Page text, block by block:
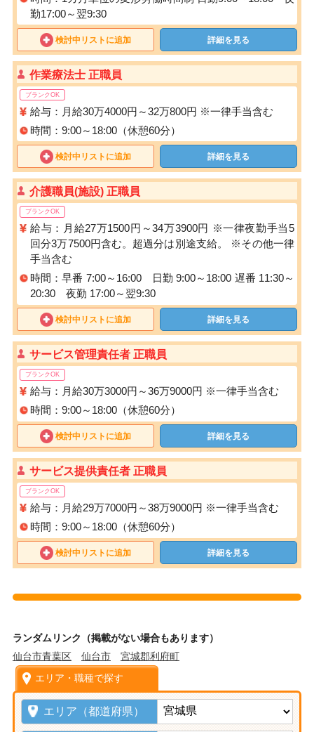
勤17:00～翌9:30
検討中リストに追加 詳細を見る
作業療法士 正職員
ブランクOK
給与：月給30万4000円～32万800円 ※一律手当含む
時間：9:00～18:00（休憩60分）
検討中リストに追加 詳細を見る
介護職員(施設) 正職員
ブランクOK
給与：月給27万1500円～34万3900円 ※一律夜勤手当5
回分3万7500円含む。超過分は別途支給。 ※その他一律
手当含む
時間：早番 7:00～16:00 日勤 9:00～18:00 遅番 11:30～
20:30 夜勤 17:00～翌9:30
検討中リストに追加 詳細を見る
サービス管理責任者 正職員
ブランクOK
給与：月給30万3000円～36万9000円 ※一律手当含む
時間：9:00～18:00（休憩60分）
検討中リストに追加 詳細を見る
サービス提供責任者 正職員
ブランクOK
給与：月給29万7000円～38万9000円 ※一律手当含む
時間：9:00～18:00（休憩60分）
検討中リストに追加 詳細を見る
ランダムリンク（掲載がない場合もあります）
仙台市青葉区
仙台市 宮城郡利府町
エリア・職種で探す
エリア（都道府県）